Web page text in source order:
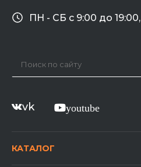
ПН - СБ с 9:00 до
vk youtube
КАТАЛОГ